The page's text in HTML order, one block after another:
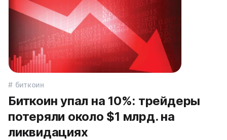
биткоин
Биткоин упал на 10%: трейдеры
потеряли около $1 млрд. на
ликвидациях